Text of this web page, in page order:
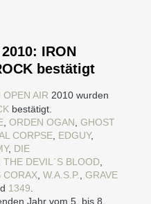
IRON
bestätigt
OPEN AIR 2010 wurden
bestätigt.
ORDEN OGAN GHOST
CORPSE EDGUY,
, DIE
THE DEVIL´S BLOOD
CORAX W.A.S.P.
GRAVE
1349
Jahr vom 5. bis 8.